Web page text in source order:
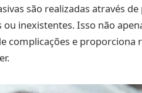
são realizadas através de
inexistentes. Isso não
complicações e proporciona